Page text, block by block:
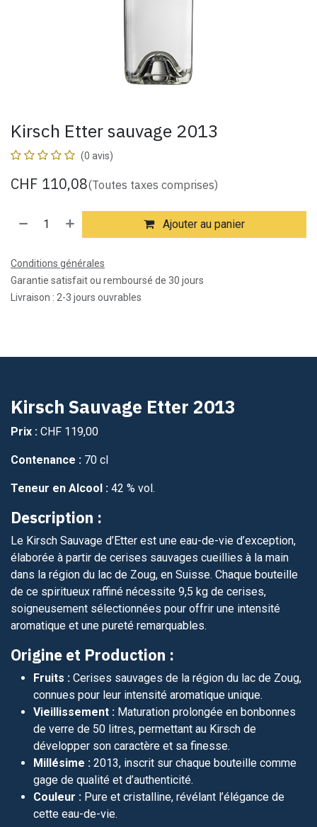
Kirsch Etter sauvage 2013
(0 avis)
CHF 110,08(Toutes taxes comprises)
Ajouter au panier
Conditions générales
Garantie satisfait ou remboursé de 30 jours
Livraison : 2-3 jours ouvrables
Kirsch Sauvage Etter 2013
Prix : CHF 119,00
Contenance : 70 cl
Teneur en Alcool : 42 % vol.
Description :
Le Kirsch Sauvage d’Etter est une eau-de-vie d’exception,
élaborée à partir de cerises sauvages cueillies à la main
dans la région du lac de Zoug, en Suisse. Chaque bouteille
de ce spiritueux raffiné nécessite 9,5 kg de cerises,
soigneusement sélectionnées pour offrir une intensité
aromatique et une pureté remarquables.
Origine et Production :
Fruits : Cerises sauvages de la région du lac de Zoug,
connues pour leur intensité aromatique unique.
Vieillissement : Maturation prolongée en bonbonnes
de verre de 50 litres, permettant au Kirsch de
développer son caractère et sa finesse.
Millésime : 2013, inscrit sur chaque bouteille comme
gage de qualité et d’authenticité.
Couleur : Pure et cristalline, révélant l’élégance de
cette eau-de-vie.